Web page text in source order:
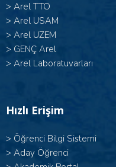
> Arel TTO
> Arel USAM
> Arel UZEM
> GENÇ Arel
> Arel Laboratuvarları
Hızlı Erişim
> Öğrenci Bilgi Sistemi
> Aday Öğrenci